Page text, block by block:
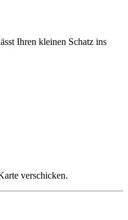
Ihren kleinen Schatz ins
verschicken.